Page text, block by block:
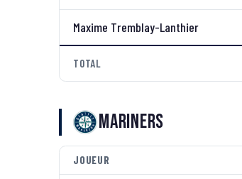
Maxime Tremblay-Lanthier
TOTAL
Mariners
JOUEUR